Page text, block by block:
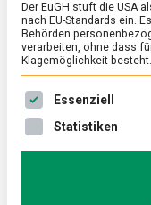
ERNÄHRUNG &
Gelato Week
kommen
8. Mai 2026
Das Leben ist in
und Jung können
endlich wieder
Der EuGH stuft die USA
nach EU-Standards ein.
Behörden
verarbeiten, ohne dass
Klagemöglichkeit besteht.
Es folgt eine Liste
Essenziell
Statistiken